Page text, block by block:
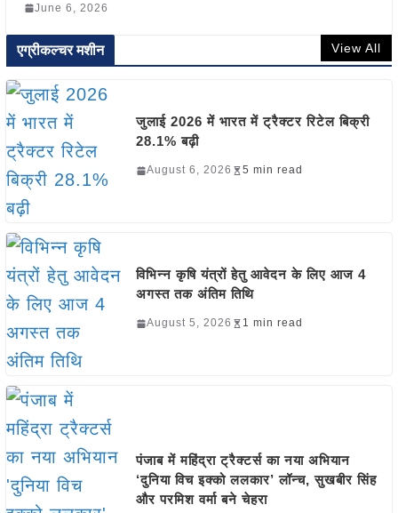
June 6, 2026
एग्रीकल्चर मशीन View All
जुलाई 2026 में भारत में ट्रैक्टर रिटेल बिक्री
28.1% बढ़ी
August 6, 2026 5 min read
विभिन्न कृषि यंत्रों हेतु आवेदन के लिए आज 4
अगस्त तक अंतिम तिथि
August 5, 2026 1 min read
पंजाब में महिंद्रा ट्रैक्टर्स का नया अभियान
‘दुनिया विच इक्को ललकार’ लॉन्च, सुखबीर सिंह
और परमिश वर्मा बने चेहरा